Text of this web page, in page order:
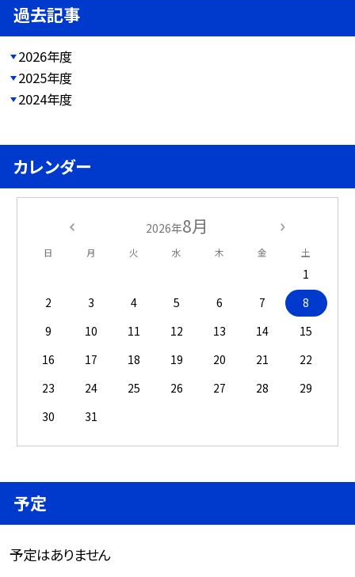
過去記事
2026年度
2025年度
2024年度
カレンダー
2026年8月
日 月 火 水 木 金 土
1
2
3 4 5 6 7
8
9
10 11 12 13 14
15
16
17 18 19 20 21
22
23
24 25 26 27 28
29
30
31
予定
予定はありません